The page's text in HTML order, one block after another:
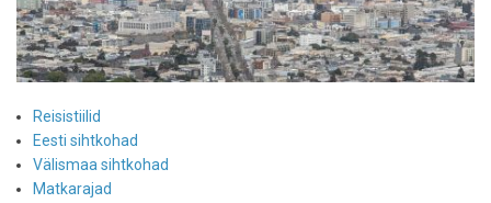
Reisistiilid
Eesti sihtkohad
Välismaa sihtkohad
Matkarajad